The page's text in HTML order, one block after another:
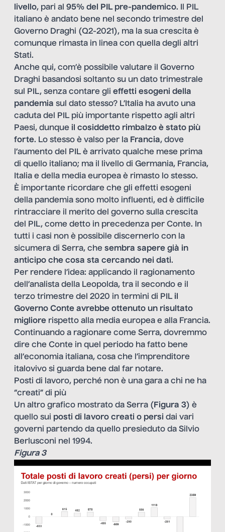
livello, pari al 95% del PIL pre-pandemico. Il PIL
italiano è andato bene nel secondo trimestre del
Governo Draghi (Q2-2021), ma la sua crescita è
comunque rimasta in linea con quella degli altri
Stati.
Anche qui, com’è possibile valutare il Governo
Draghi basandosi soltanto su un dato trimestrale
sul PIL, senza contare gli effetti esogeni della
pandemia sul dato stesso? L’Italia ha avuto una
caduta del PIL più importante rispetto agli altri
Paesi, dunque il cosiddetto rimbalzo è stato più
forte. Lo stesso è valso per la Francia, dove
l’aumento del PIL è arrivato qualche mese prima
di quello italiano; ma il livello di Germania, Francia,
Italia e della media europea è rimasto lo stesso.
È importante ricordare che gli effetti esogeni
della pandemia sono molto influenti, ed è difficile
rintracciare il merito del governo sulla crescita
del PIL, come detto in precedenza per Conte. In
tutti i casi non è possibile discernerlo con la
sicumera di Serra, che sembra sapere già in
anticipo che cosa sta cercando nei dati.
Per rendere l’idea: applicando il ragionamento
dell’analista della Leopolda, tra il secondo e il
terzo trimestre del 2020 in termini di PIL il
Governo Conte avrebbe ottenuto un risultato
migliore rispetto alla media europea e alla Francia.
Continuando a ragionare come Serra, dovremmo
dire che Conte in quel periodo ha fatto bene
all’economia italiana, cosa che l’imprenditore
italovivo si guarda bene dal far notare.
Posti di lavoro, perché non è una gara a chi ne ha
“creati” di più
Un altro grafico mostrato da Serra ( Figura 3) è
quello sui posti di lavoro creati o persi dai vari
governi partendo da quello presieduto da Silvio
Berlusconi nel 1994.
Figura 3